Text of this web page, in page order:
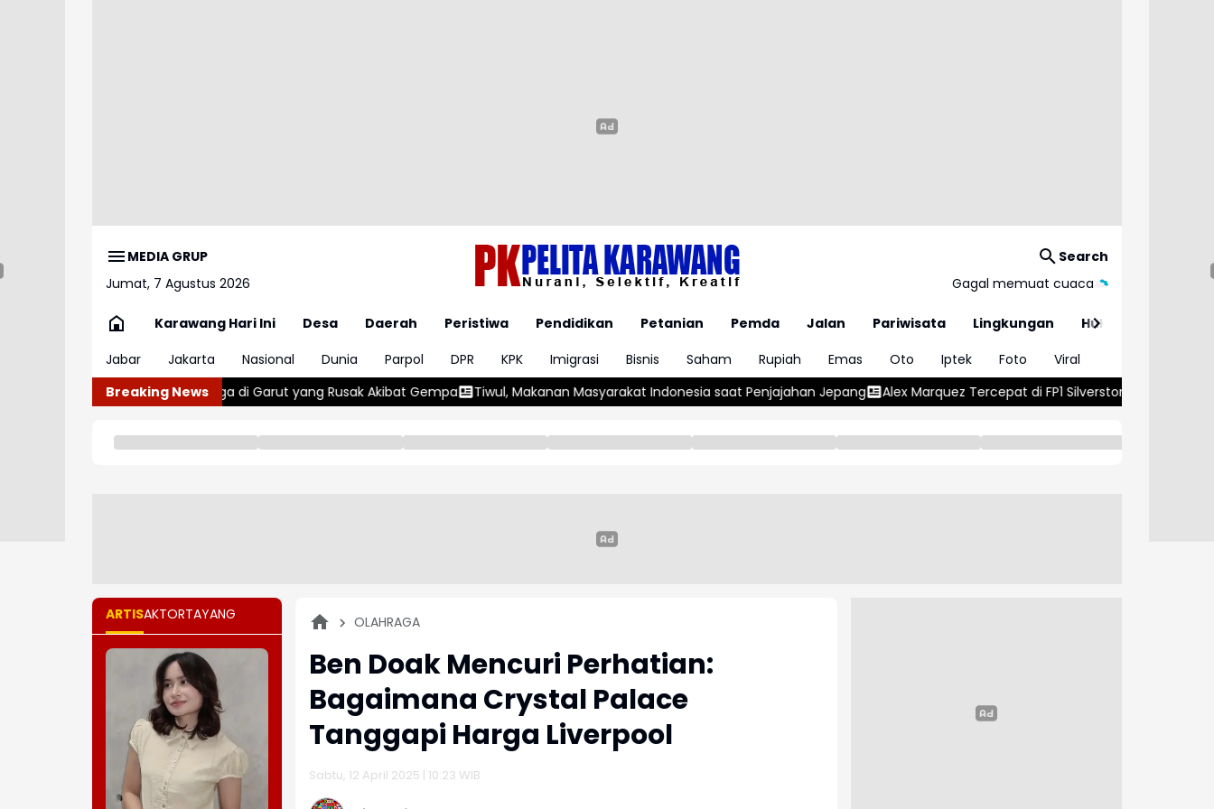
MEDIA GRUP
Jumat, 7 Agustus 2026
Search
Gagal memuat cuaca
Karawang Hari Ini Desa Daerah Peristiwa Pendidikan Petanian Pemda Jalan Pariwisata Lingkungan
Hukum
Jabar
Jakarta Nasional Dunia Parpol DPR KPK Imigrasi Bisnis Saham Rupiah Emas Oto Iptek Foto
Viral
Breaking News
Warga di Garut yang Rusak Akibat Gempa Tiwul, Makanan Masyarakat Indonesia saat Penjajahan Jepang Alex Marquez Tercepat di FP1 Silverstone, Bezzecchi Langsung Mengancam
ARTISAKTORTAYANG OLAHRAGA
Ben Doak Mencuri Perhatian:
Bagaimana Crystal Palace
Tanggapi Harga Liverpool
Sabtu, 12 April 2025 | 10:23 WIB